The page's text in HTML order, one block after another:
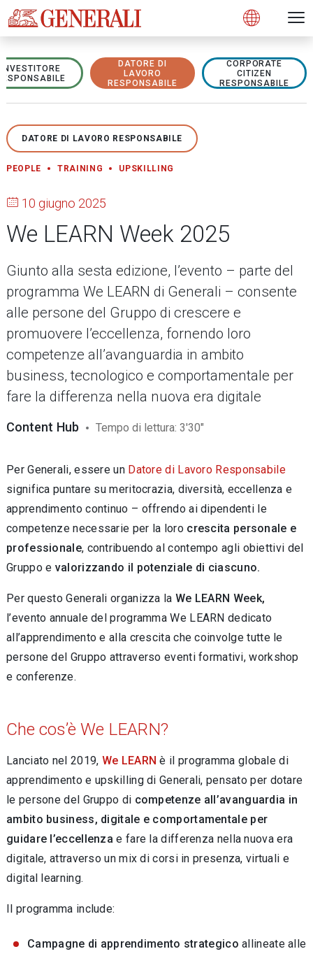
Open
INVESTITORE
DATORE DI
LAVORO
RESPONSABILE
CORPORATE
CITIZEN
RESPONSABILE
DATORE DI LAVORO RESPONSABILE
PEOPLE TRAINING UPSKILLING
10 giugno 2025
We LEARN Week 2025
Giunto alla sesta edizione, l’evento – parte del
programma We LEARN di Generali – consente
alle persone del Gruppo di crescere e
promuovere l’eccellenza, fornendo loro
competenze all’avanguardia in ambito
business, tecnologico e comportamentale per
fare la differenza nella nuova era digitale
Content Hub Tempo di lettura: 3'30"
Per Generali, essere un Datore di Lavoro Responsabile
significa puntare su meritocrazia, diversità, eccellenza e
apprendimento continuo – offrendo ai dipendenti le
competenze necessarie per la loro crescita personale e
professionale, contribuendo al contempo agli obiettivi del
Gruppo e valorizzando il potenziale di ciascuno.
Per questo Generali organizza la We LEARN Week,
l’evento annuale del programma We LEARN dedicato
all’apprendimento e alla crescita che coinvolge tutte le
persone del Gruppo attraverso eventi formativi, workshop
e conferenze.
Che cos’è We LEARN?
Lanciato nel 2019, We LEARN è il programma globale di
apprendimento e upskilling di Generali, pensato per dotare
le persone del Gruppo di competenze all’avanguardia in
ambito business, digitale e comportamentale per
guidare l’eccellenza e fare la differenza nella nuova era
digitale, attraverso un mix di corsi in presenza, virtuali e
digital learning.
Il programma include:
Campagne di apprendimento strategico allineate alle